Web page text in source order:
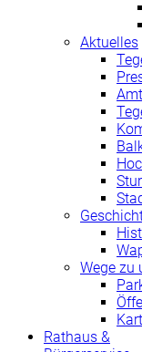
Aktuelles
Wege zu
Rathaus &